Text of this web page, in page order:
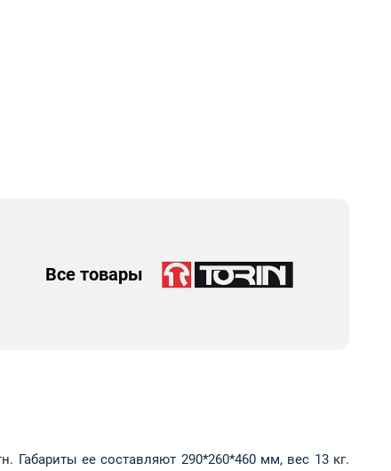
Все товары
Габариты ее составляют 290*260*460 мм, вес 13 кг.